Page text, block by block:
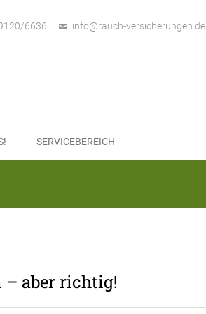
6636 info@rauch-versicherungen.de
SERVICEBEREICH
– aber richtig!